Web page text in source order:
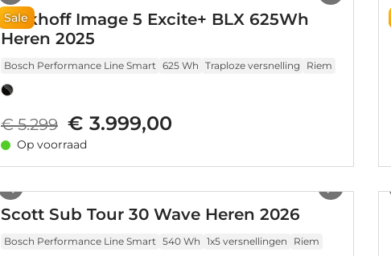
Sale
Kalkhoff Image 5 Excite+ BLX 625Wh
Heren 2025
Bosch Performance Line Smart 625 Wh Traploze versnelling Riem
€ 5.299 € 3.999,00
Op voorraad
Scott Sub Tour 30 Wave Heren 2026
Bosch Performance Line Smart 540 Wh 1x5 versnellingen Riem